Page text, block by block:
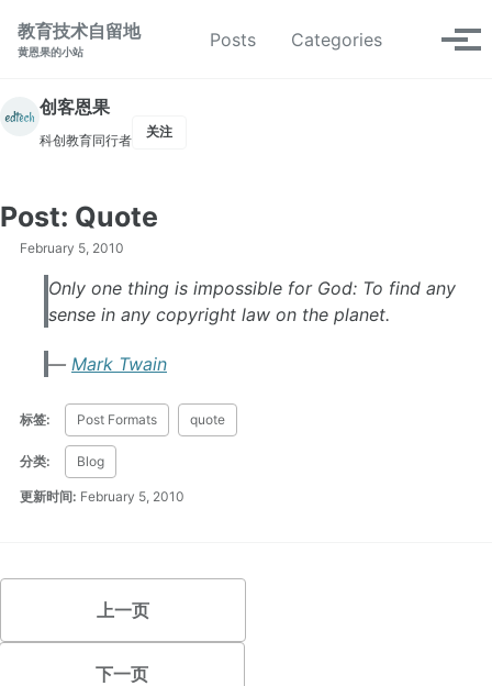
教育技术自留地
黄恩果的小站
Posts Categories 切换搜索
切
创客恩果
科创教育同行者
关注
Post: Quote
February 5, 2010
Only one thing is impossible for God: To find any
sense in any copyright law on the planet.
Mark Twain
标签: Post Formats quote
分类: Blog
更新时间: February 5, 2010
上一页
下一页